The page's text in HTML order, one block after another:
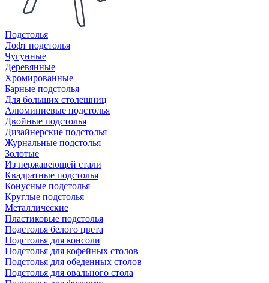
Подстолья
Лофт подстолья
Чугунные
Деревянные
Хромированные
Барные подстолья
Для больших столешниц
Алюминиевые подстолья
Двойные подстолья
Дизайнерские подстолья
Журнальные подстолья
Золотые
Из нержавеющей стали
Квадратные подстолья
Конусные подстолья
Круглые подстолья
Металлические
Пластиковые подстолья
Подстолья белого цвета
Подстолья для консоли
Подстолья для кофейных столов
Подстолья для обеденных столов
Подстолья для овального стола